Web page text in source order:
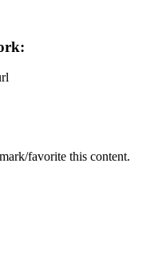
favorite this content.